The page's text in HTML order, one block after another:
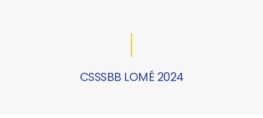
CSSSBB LOMÉ 2024